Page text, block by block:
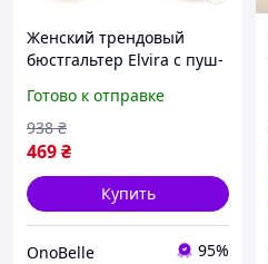
Женский трендовый
бюстгальтер Elvira с пуш-
самоклеющийся без
бретелей, Женское
стильное белье
Готово к отправке
469₴
938 ₴
Купить
OnoBelle 95%